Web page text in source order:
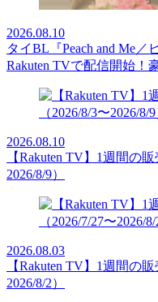
2026.08.10
タイBL『Peach and Me
Rakuten TVで配信開始！
2026.08.10
【Rakuten TV】1週間の
2026/8/9）
2026.08.03
【Rakuten TV】1週間の
2026/8/2）